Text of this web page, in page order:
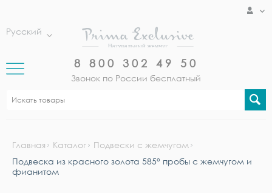
Русский
8 800 302 49 50
Звонок по России бесплатный
Главная Каталог
Подвески с жемчугом
Подвеска из красного золота 585° пробы с жемчугом и
фианитом